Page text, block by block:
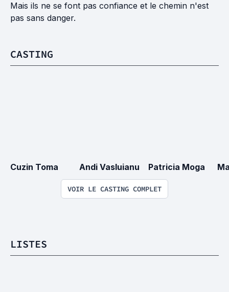
Mais ils ne se font pas confiance et le chemin n'est
pas sans danger.
CASTING
Cuzin Toma Andi Vasluianu Patricia Moga
VOIR LE CASTING COMPLET
LISTES